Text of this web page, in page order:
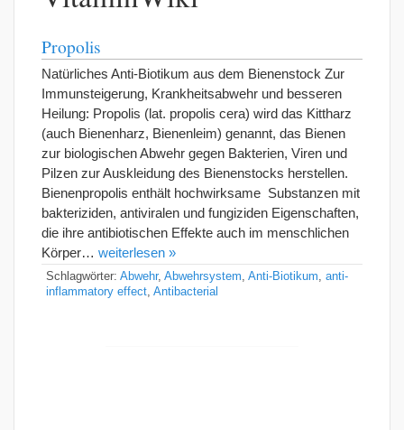
Propolis
Natürliches Anti-Biotikum aus dem Bienenstock Zur
Immunsteigerung, Krankheitsabwehr und besseren
Heilung: Propolis (lat. propolis cera) wird das Kittharz
(auch Bienenharz, Bienenleim) genannt, das Bienen
zur biologischen Abwehr gegen Bakterien, Viren und
Pilzen zur Auskleidung des Bienenstocks herstellen.
Bienenpropolis enthält hochwirksame Substanzen mit
bakteriziden, antiviralen und fungiziden Eigenschaften,
die ihre antibiotischen Effekte auch im menschlichen
Körper… weiterlesen »
Schlagwörter: Abwehr, Abwehrsystem Anti-Biotikum
anti-
inflammatory effect Antibacterial